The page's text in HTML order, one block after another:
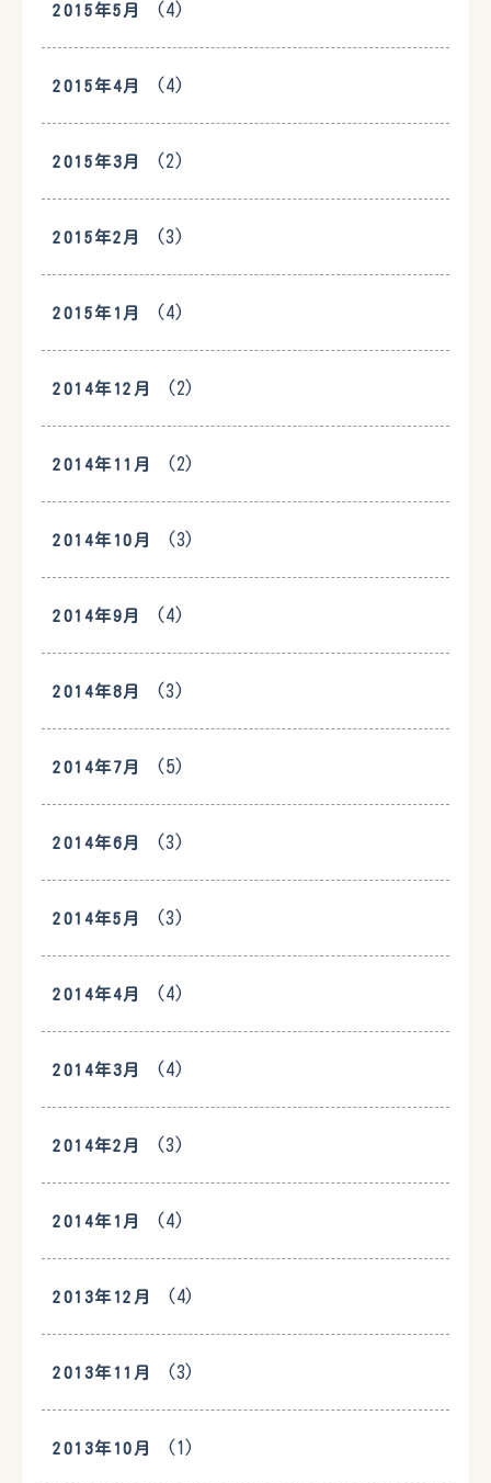
2015年5月 (4)
2015年4月 (4)
2015年3月 (2)
2015年2月 (3)
2015年1月 (4)
2014年12月 (2)
2014年11月 (2)
2014年10月 (3)
2014年9月 (4)
2014年8月 (3)
2014年7月 (5)
2014年6月 (3)
2014年5月 (3)
2014年4月 (4)
2014年3月 (4)
2014年2月 (3)
2014年1月 (4)
2013年12月 (4)
2013年11月 (3)
2013年10月 (1)